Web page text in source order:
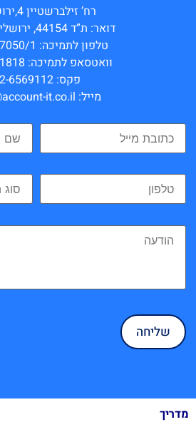
רח’ זילברשטיין 4,ירושלים
דואר: ת”ד 44154, ירושלים 91441
טלפון לתמיכה: 02-6567050/1
וואטסאפ לתמיכה: 0528401818
פקס: 02-6569112
מייל: info@account-it.co.il
מדריך